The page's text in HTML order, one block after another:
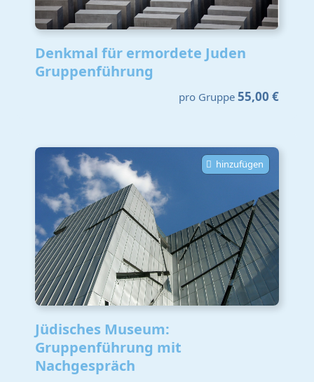
Denkmal für ermordete Juden
Gruppenführung
pro Gruppe 55,00 €
hinzufügen
Jüdisches Museum:
Gruppenführung mit
Nachgespräch